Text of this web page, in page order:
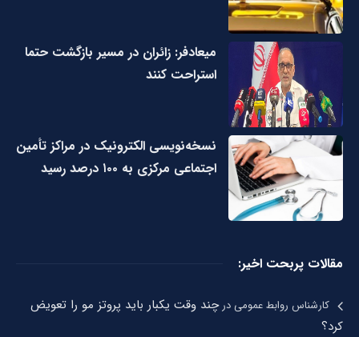
میعادفر: زائران در مسیر بازگشت حتما
استراحت کنند
نسخه‌نویسی الکترونیک در مراکز تأمین
اجتماعی مرکزی به ۱۰۰ درصد رسید
مقالات پربحت اخیر:
کارشناس روابط عمومیدرچند وقت یکبار باید پروتز مو را تعویض
کرد؟